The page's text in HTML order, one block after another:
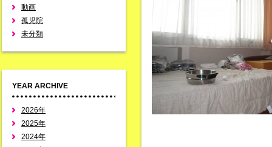
動画
孤児院
未分類
YEAR ARCHIVE
2026年
2025年
2024年